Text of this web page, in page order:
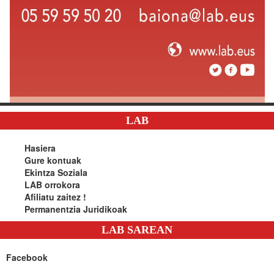
LAB
Hasiera
Gure kontuak
Ekintza Soziala
LAB orrokora
Afiliatu zaitez !
Permanentzia Juridikoak
LAB SAREAN
Facebook